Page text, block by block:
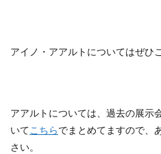
アイノ・アアルトについてはぜひ
アアルトについては、過去の展示
いてこちらでまとめてますので、
さい。